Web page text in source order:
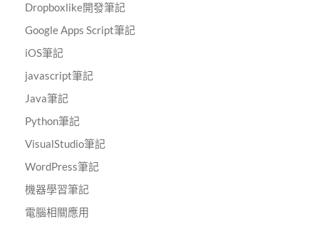
Dropboxlike開發筆記
Google Apps Script筆記
iOS筆記
javascript筆記
Java筆記
Python筆記
VisualStudio筆記
WordPress筆記
機器學習筆記
電腦相關應用